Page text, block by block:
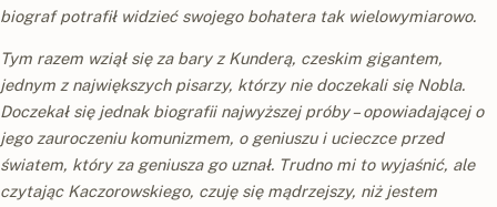
biograf potrafił widzieć swojego bohatera tak wielowymiarowo.
Tym razem wziął się za bary z Kunderą, czeskim gigantem,
jednym z największych pisarzy, którzy nie doczekali się Nobla.
Doczekał się jednak biografii najwyższej próby – opowiadającej o
jego zauroczeniu komunizmem, o geniuszu i ucieczce przed
światem, który za geniusza go uznał. Trudno mi to wyjaśnić, ale
czytając Kaczorowskiego, czuję się mądrzejszy, niż jestem